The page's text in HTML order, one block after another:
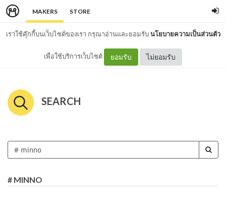
MAKERS STORE
เราใช้คุ๊กกี้บนเว็บไซต์ของเรา กรุณาอ่านและยอมรับนโยบายความเป็นส่วนตัว
เพื่อใช้บริการเว็บไซต์ ยอมรับ ไม่ยอมรับ
SEARCH
# MINNO